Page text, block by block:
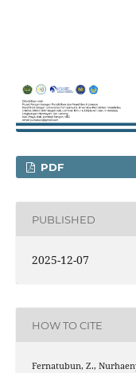
PDF
PUBLISHED
2025-12-07
HOW TO CITE
Fernatubun, Z.,